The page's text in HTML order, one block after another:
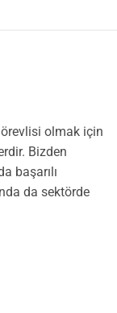
olmak için
Bizden
başarılı
da sektörde